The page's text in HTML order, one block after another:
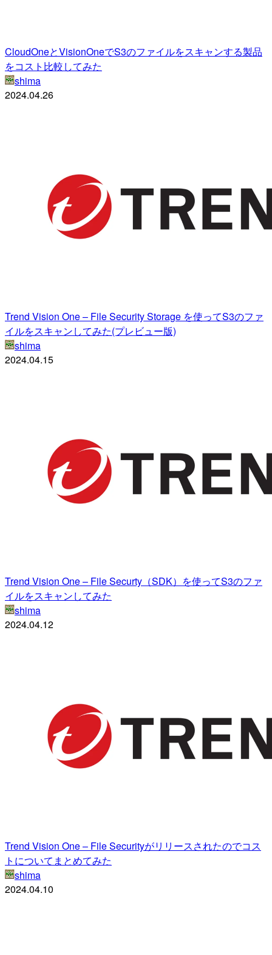
CloudOneとVisionOneでS3のファイルをスキャンする製品
をコスト比較してみた
shima
2024.04.26
Trend Vision One – File Security Storage を使ってS3のファ
イルをスキャンしてみた(プレビュー版)
shima
2024.04.15
Trend Vision One – File Securty（SDK）を使ってS3のファ
イルをスキャンしてみた
shima
2024.04.12
Trend Vision One – File Securityがリリースされたのでコス
トについてまとめてみた
shima
2024.04.10